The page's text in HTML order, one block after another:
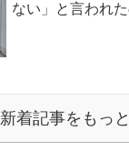
ない」と言われ
新着記事をもっ